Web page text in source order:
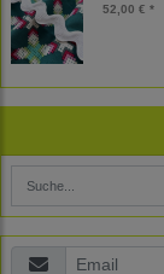
52,00 € *